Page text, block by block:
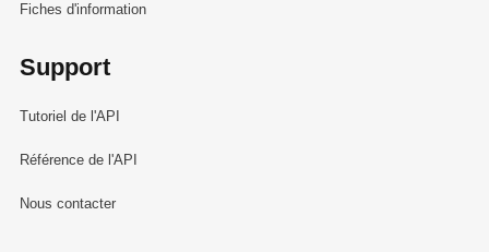
Fiches d'information
Support
Tutoriel de l'API
Référence de l'API
Nous contacter